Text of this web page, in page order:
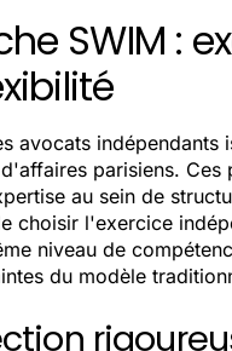
SWIM :
avocats indépendants
parisiens. Ces
au sein de
choisir l'exercice
niveau de
du modèle